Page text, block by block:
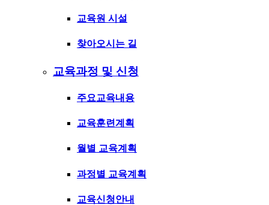
교육원 시설
찾아오시는 길
교육과정 및 신청
주요교육내용
교육훈련계획
월별 교육계획
과정별 교육계획
교육신청안내